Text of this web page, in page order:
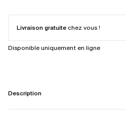
Livraison gratuite chez vous !
Disponible uniquement en ligne
Description